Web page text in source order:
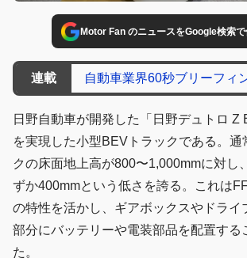
Motor Fan のニュースをGoogle検索で
連載 自動車業界60秒ブリーフィ
日野自動車が開発した「日野デュトロ Z
を実現した小型BEVトラックである。通
クの床面地上高が800〜1,000mmに対し
ずか400mmという低さを誇る。これは
の特性を活かし、ギアボックスやドライ
部分にバッテリーや電装部品を配置する
た。